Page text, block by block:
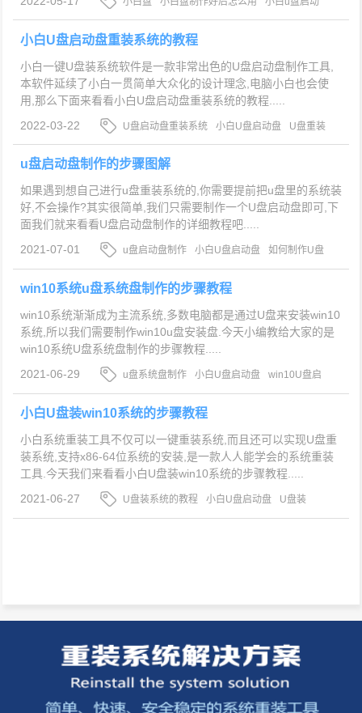
盘
小白U盘启动盘重装系统的教程
小白一键U盘装系统软件是一款非常出色的U盘启动盘制作工具,
本软件延续了小白一贯简单大众化的设计理念,电脑小白也会使
用,那么下面来看看小白U盘启动盘重装系统的教程.....
2022-03-22
U盘启动盘重装系统 小白U盘启动盘
U盘重装
系统
u盘启动盘制作的步骤图解
如果遇到想自己进行u盘重装系统的,你需要提前把u盘里的系统装
好,不会操作?其实很简单,我们只需要制作一个U盘启动盘即可,下
面我们就来看看U盘启动盘制作的详细教程吧.....
2021-07-01
u盘启动盘制作 小白U盘启动盘
如何制作U盘
启动盘
win10系统u盘系统盘制作的步骤教程
win10系统渐渐成为主流系统,多数电脑都是通过U盘来安装win10
系统,所以我们需要制作win10u盘安装盘.今天小编教给大家的是
win10系统U盘系统盘制作的步骤教程.....
2021-06-29
u盘系统盘制作 小白U盘启动盘
win10U盘启
动盘制作教程
小白U盘装win10系统的步骤教程
小白系统重装工具不仅可以一键重装系统,而且还可以实现U盘重
装系统,支持x86-64位系统的安装,是一款人人能学会的系统重装
工具.今天我们来看看小白U盘装win10系统的步骤教程.....
2021-06-27
U盘装系统的教程 小白U盘启动盘
U盘装
win10系统